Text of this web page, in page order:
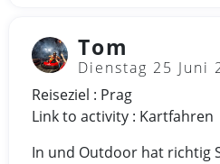
Tom
Dienstag 25 Juni
Reiseziel : Prag
Link to activity : Kartfahren
In und Outdoor hat richtig